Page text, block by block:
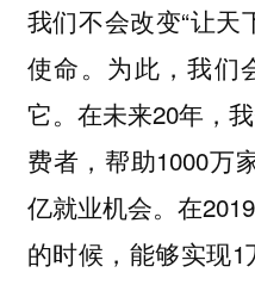
我们不会改变“让天
使命。为此，我们
它。在未来20年，
费者，帮助1000万
亿就业机会。在
的时候，能够实现